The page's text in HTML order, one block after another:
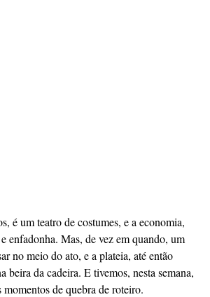
é um teatro de costumes, e a economia,
enfadonha. Mas, de vez em quando, um
no meio do ato, e a plateia, até então
beira da cadeira. E tivemos, nesta semana,
momentos de quebra de roteiro.